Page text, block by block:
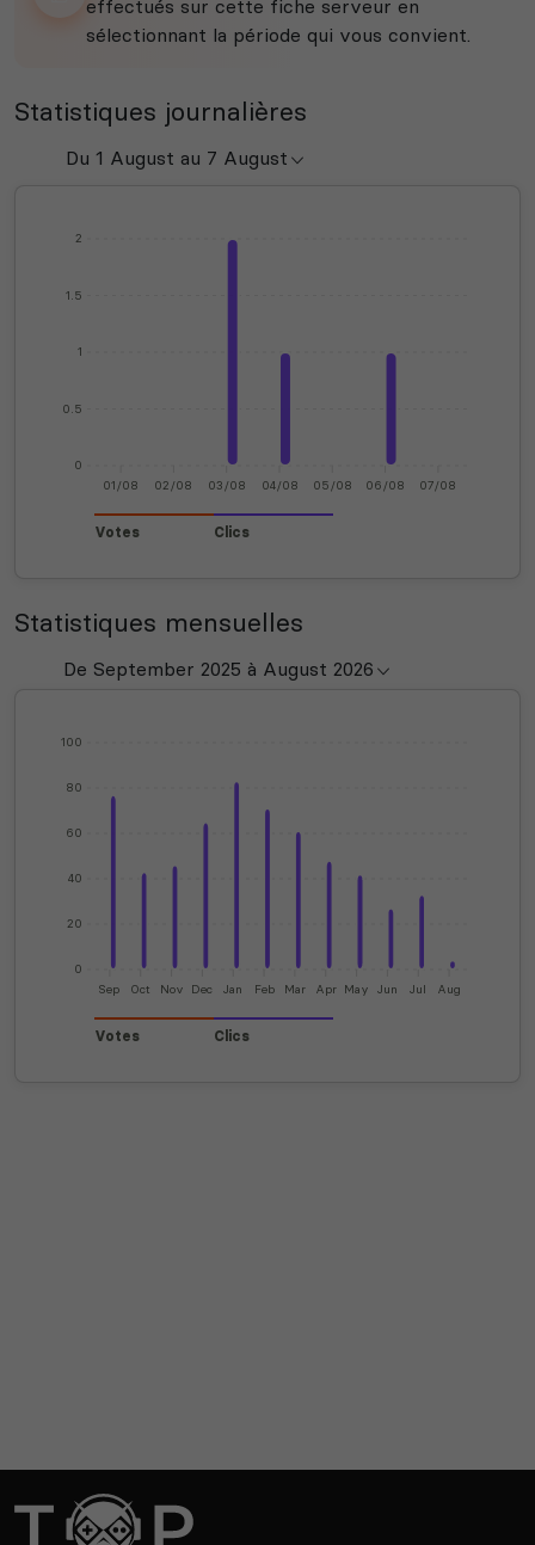
effectués sur cette fiche serveur en
sélectionnant la période qui vous convient.
Statistiques journalières
0
0.5
1
1.5
2
01/08 02/08 03/08 04/08 05/08 06/08 07/08
Votes Clics
Statistiques mensuelles
0
20
40
60
80
100
Sep Oct Nov Dec Jan Feb Mar Apr May Jun Jul Aug
Votes Clics